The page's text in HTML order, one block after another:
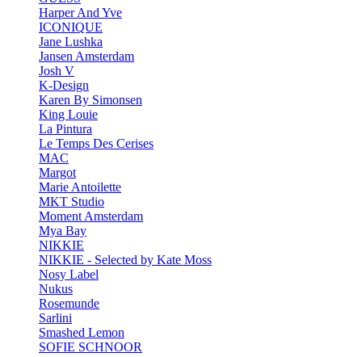
Harper And Yve
ICONIQUE
Jane Lushka
Jansen Amsterdam
Josh V
K-Design
Karen By Simonsen
King Louie
La Pintura
Le Temps Des Cerises
MAC
Margot
Marie Antoilette
MKT Studio
Moment Amsterdam
Mya Bay
NIKKIE
NIKKIE - Selected by Kate Moss
Nosy Label
Nukus
Rosemunde
Sarlini
Smashed Lemon
SOFIE SCHNOOR